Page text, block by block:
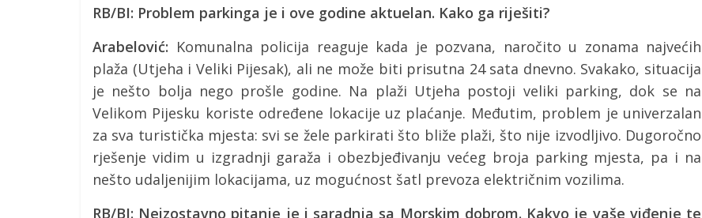
RB/BI: Problem parkinga je i ove godine aktuelan. Kako ga riješiti?
Arabelović: Komunalna policija reaguje kada je pozvana, naročito u zonama najvećih
plaža (Utjeha i Veliki Pijesak), ali ne može biti prisutna 24 sata dnevno. Svakako, situacija
je nešto bolja nego prošle godine. Na plaži Utjeha postoji veliki parking, dok se na
Velikom Pijesku koriste određene lokacije uz plaćanje. Međutim, problem je univerzalan
za sva turistička mjesta: svi se žele parkirati što bliže plaži, što nije izvodljivo. Dugoročno
rješenje vidim u izgradnji garaža i obezbjeđivanju većeg broja parking mjesta, pa i na
nešto udaljenijim lokacijama, uz mogućnost šatl prevoza električnim vozilima.
RB/BI: Neizostavno pitanje je i saradnja sa Morskim dobrom. Kakvo je vaše viđenje te